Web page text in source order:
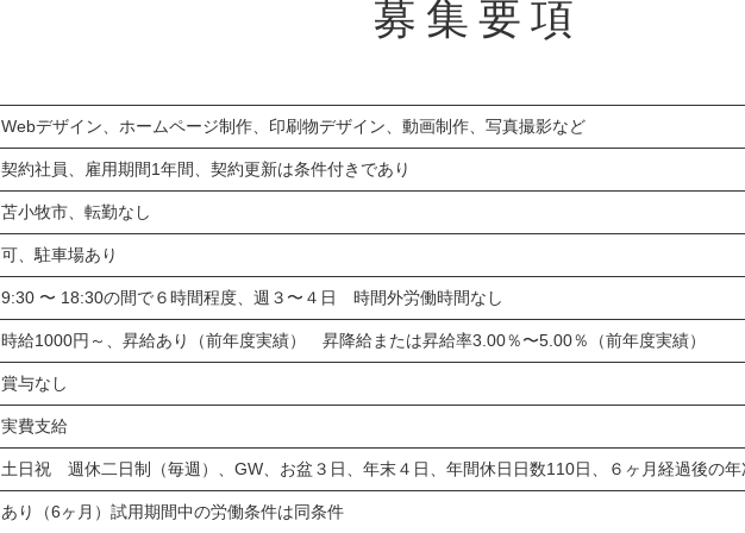
募集要項
Webデザイン、ホームページ制作、印刷物デザイン、動画制作、写真撮影など
契約社員、雇用期間1年間、契約更新は条件付きであり
苫小牧市、転勤なし
可、駐車場あり
9:30 〜 18:30の間で６時間程度、週３〜４日 時間外労働時間なし
時給1000円～、昇給あり（前年度実績） 昇降給または昇給率3.00％〜5.00％（前年度実績）
賞与なし
実費支給
土日祝 週休二日制（毎週）、GW、お盆３日、年末４日、年間休日日数110日、６ヶ月経過後の年
あり（6ヶ月）試用期間中の労働条件は同条件